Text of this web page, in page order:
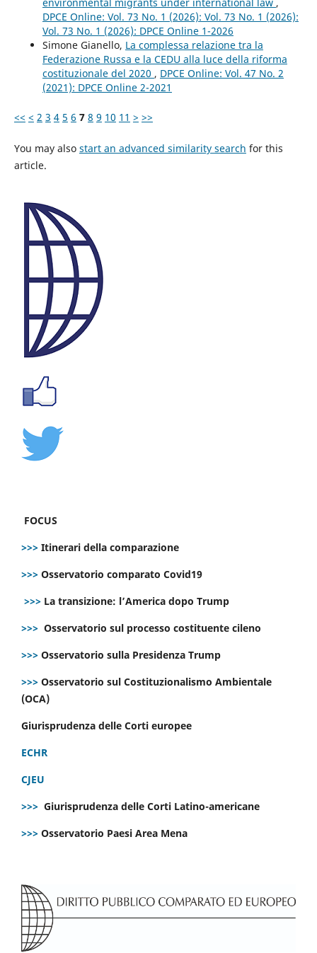
DPCE Online: Vol. 73 No. 1 (2026): Vol. 73 No. 1 (2026):
Vol. 73 No. 1 (2026): DPCE Online 1-2026
Simone Gianello, La complessa relazione tra la
Federazione Russa e la CEDU alla luce della riforma
costituzionale del 2020 , DPCE Online: Vol. 47 No. 2
(2021): DPCE Online 2-2021
<< < 2 3 4 5 6 7 8 9 10 11 > >>
You may also start an advanced similarity search for this
article.
FOCUS
>>> Itinerari della comparazione
>>> Osservatorio comparato Covid19
>>> La transizione: l’America dopo Trump
>>> Osservatorio sul processo costituente cileno
>>> Osservatorio sulla Presidenza Trump
>>> Osservatorio sul Costituzionalismo Ambientale
(OCA)
Giurisprudenza delle Corti europee
ECHR
CJEU
>>> Giurisprudenza delle Corti Latino-americane
>>> Osservatorio Paesi Area Mena